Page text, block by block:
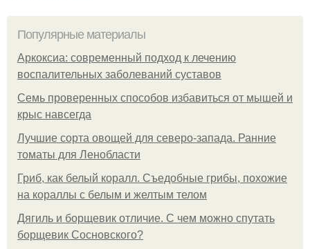
Популярные материалы
Аркоксиа: современный подход к лечению
воспалительных заболеваний суставов
Семь проверенных способов избавиться от мышей и
крыс навсегда
Лучшие сорта овощей для северо-запада. Ранние
томаты для Ленобласти
Гриб, как белый коралл. Съедобные грибы, похожие
на кораллы с белым и желтым телом
Дягиль и борщевик отличие. С чем можно спутать
борщевик Сосновского?